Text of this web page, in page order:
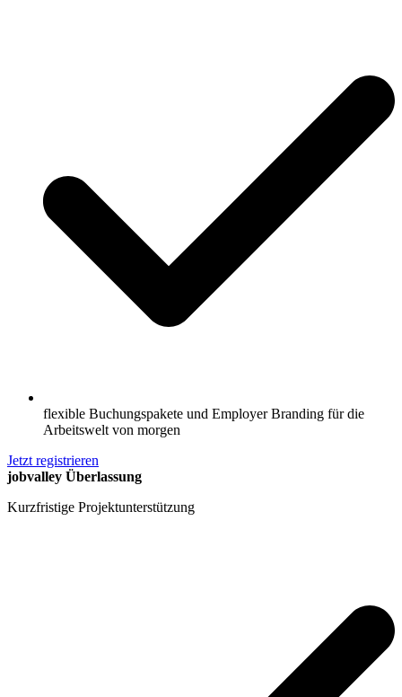
flexible Buchungspakete und Employer Branding für die
Arbeitswelt von morgen
Jetzt registrieren
jobvalley Überlassung
Kurzfristige Projektunterstützung